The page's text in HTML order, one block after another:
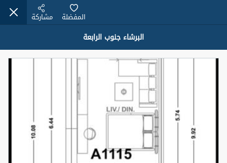
للبيع 1,350,000 درهم
سرير
1
حمام
2
المنطقة (متر
البرشاء جنوب الرابعة
المفضلة مشاركة